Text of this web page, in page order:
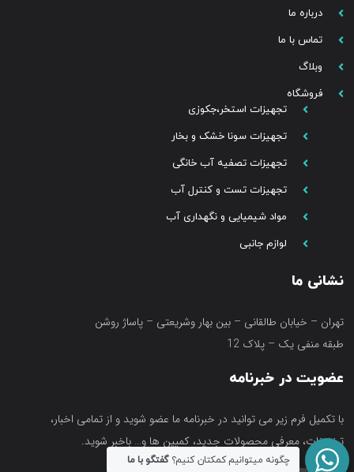
درباره ما
تماس با ما
وبلاگ
فروشگاه
تجهیزات استخر،جکوزی
تجهیزات سونا خشک و بخار
تجهیزات تصفیه آب خانگی
تجهیزات تست و کنترل آب
مواد شیمیایی و نگهداری آب
لوازم جانبی
نشانی ما
تهران – خیابان طالقانی – بین بهار وشریعتی – پاساژ روشن
طبقه منفی یک – پلاک 12
عضویت در خبرنامه
با تکمیل فرم زیر می توانید در خبرنامه ما عضو شوید و از تمامی اخبار،
تخفیفات، معرفی محصولات جدید، کمپین ها و… باخبر شوید.
چگونه میتوانیم کمکتان کنیم؟گفتگو با ما